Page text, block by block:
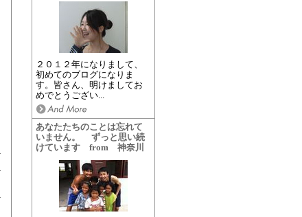
２０１２年になりまして、
初めてのブログになりま
す。皆さん、明けましてお
めでとうござい...
あなたたちのことは忘れて
いません。 ずっと思い続
けています from 神奈川